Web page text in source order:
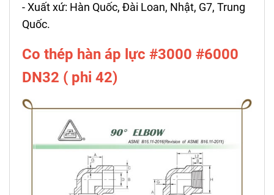
- Xuất xứ: Hàn Quốc, Đài Loan, Nhật, G7, Trung
Quốc.
Co thép hàn áp lực #3000 #6000
DN32 ( phi 42)